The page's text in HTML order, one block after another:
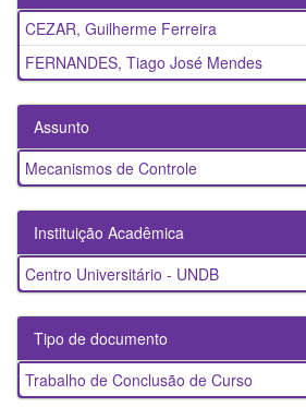
CEZAR, Guilherme Ferreira
FERNANDES, Tiago José Mendes
Assunto
Mecanismos de Controle
Instituição Acadêmica
Centro Universitário - UNDB
Tipo de documento
Trabalho de Conclusão de Curso